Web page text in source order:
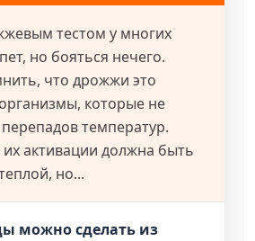
тестом у многих
но бояться нечего.
что дрожжи это
которые не
температур.
активации должна быть
но...
можно сделать из